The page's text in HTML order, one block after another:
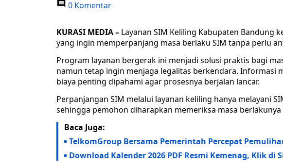
0 Komentar
KURASI MEDIA – Layanan SIM Keliling Kabupaten Bandung
yang ingin memperpanjang masa berlaku SIM tanpa perlu
Program layanan bergerak ini menjadi solusi praktis bagi
namun tetap ingin menjaga legalitas berkendara. Informasi
biaya penting dipahami agar prosesnya berjalan lancar.
Perpanjangan SIM melalui layanan keliling hanya melayani
sehingga pemohon diharapkan memeriksa masa
Baca Juga:
TelkomGroup Bersama Pemerintah Percepat
Download Kalender 2026 PDF Resmi Kemenag, Klik di